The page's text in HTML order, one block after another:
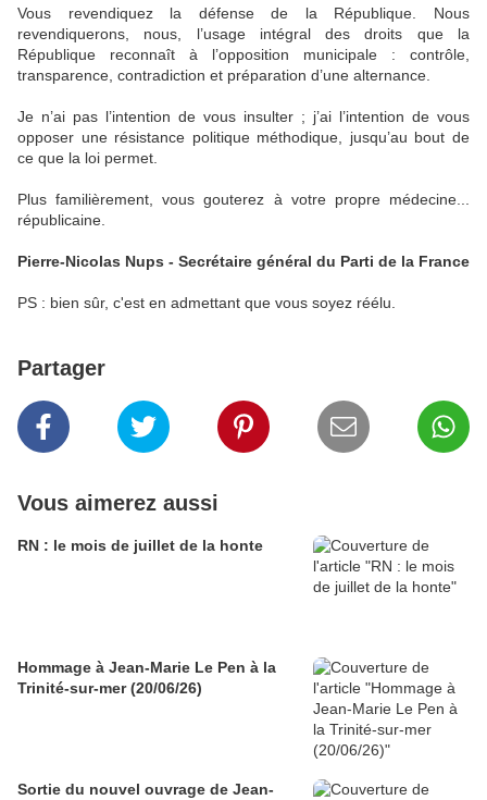
Vous revendiquez la défense de la République. Nous
revendiquerons, nous, l’usage intégral des droits que la
République reconnaît à l’opposition municipale : contrôle,
transparence, contradiction et préparation d’une alternance.
Je n’ai pas l’intention de vous insulter ; j’ai l’intention de vous
opposer une résistance politique méthodique, jusqu’au bout de
ce que la loi permet.
Plus familièrement, vous gouterez à votre propre médecine...
républicaine.
Pierre-Nicolas Nups - Secrétaire général du Parti de la France
PS : bien sûr, c'est en admettant que vous soyez réélu.
Partager
Vous aimerez aussi
RN : le mois de juillet de la honte
Hommage à Jean-Marie Le Pen à la
Trinité-sur-mer (20/06/26)
Sortie du nouvel ouvrage de Jean-